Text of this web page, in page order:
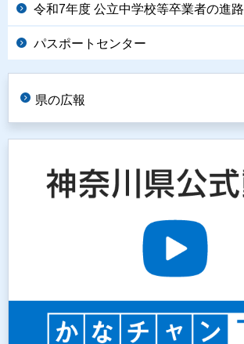
令和7年度 公立中学校等卒業者の進
パスポートセンター
県の広報